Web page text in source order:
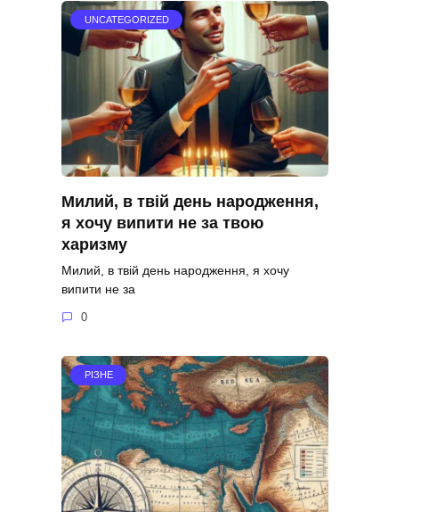
UNCATEGORIZED
Милий, в твій день народження,
я хочу випити не за твою
харизму
Милий, в твій день народження, я хочу
випити не за
0
РІЗНЕ